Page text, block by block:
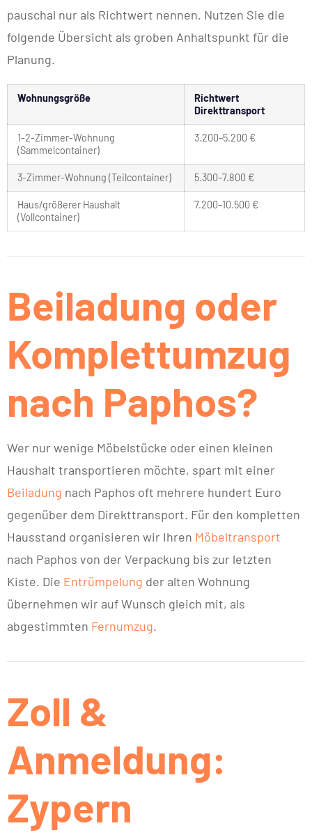
pauschal nur als Richtwert nennen. Nutzen Sie die
folgende Übersicht als groben Anhaltspunkt für die
Planung.
Wohnungsgröße
Richtwert
Direkttransport
1-2-Zimmer-Wohnung
(Sammelcontainer)
3.200–5.200 €
3-Zimmer-Wohnung (Teilcontainer) 5.300–7.800 €
Haus/größerer Haushalt
(Vollcontainer)
7.200–10.500 €
Beiladung oder
Komplettumzug
nach Paphos?
Wer nur wenige Möbelstücke oder einen kleinen
Haushalt transportieren möchte, spart mit einer
Beiladung nach Paphos oft mehrere hundert Euro
gegenüber dem Direkttransport. Für den kompletten
Hausstand organisieren wir Ihren Möbeltransport
nach Paphos von der Verpackung bis zur letzten
Kiste. Die Entrümpelung der alten Wohnung
übernehmen wir auf Wunsch gleich mit, als
abgestimmten Fernumzug.
Zoll &
Anmeldung:
Zypern